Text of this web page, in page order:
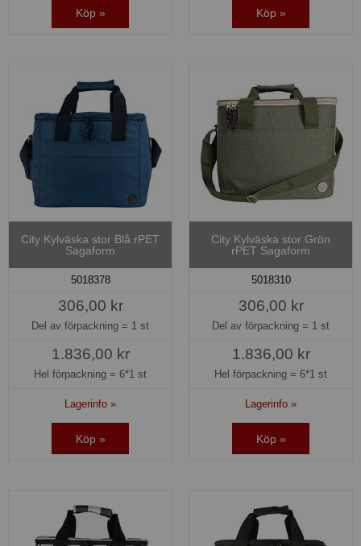
Köp » Köp »
City Kylväska stor Blå rPET
Sagaform
5018378
306,00 kr
Del av förpackning = 1 st
1.836,00 kr
Hel förpackning = 6*1 st
Lagerinfo »
Köp »
City Kylväska stor Grön
rPET Sagaform
5018310
306,00 kr
Del av förpackning = 1 st
1.836,00 kr
Hel förpackning = 6*1 st
Lagerinfo »
Köp »